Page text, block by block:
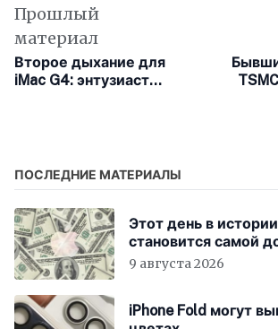
Прошлый
материал
Второе дыхание для
iMac G4: энтузиаст
ПОСЛЕДНИЕ МАТЕРИАЛЫ
Этот день в
становится самой
рыночной
9 августа 2026
iPhone Fold могут